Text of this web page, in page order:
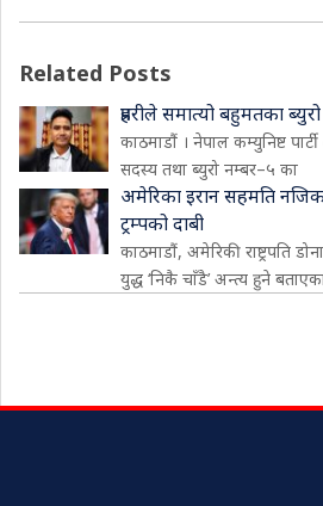
Related Posts
प्रहरीले समात्यो बहुमतका
काठमाडौं । नेपाल कम्युनिष्ट
सदस्य तथा ब्युरो नम्बर–५ का
अमेरिका इरान सहमति
ट्रम्पको दाबी
काठमाडौं, अमेरिकी राष्ट्रपति
युद्ध ‘निकै चाँडै’ अन्त्य हुने